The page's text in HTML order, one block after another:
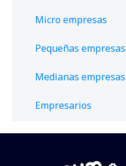
Micro empresas
Pequeñas empresas
Medianas empresas
Empresarios